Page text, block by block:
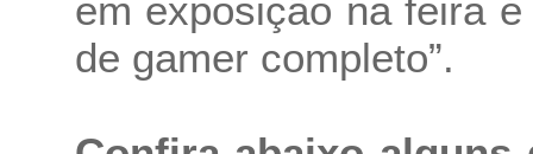
em exposição na feira
de gamer completo”.